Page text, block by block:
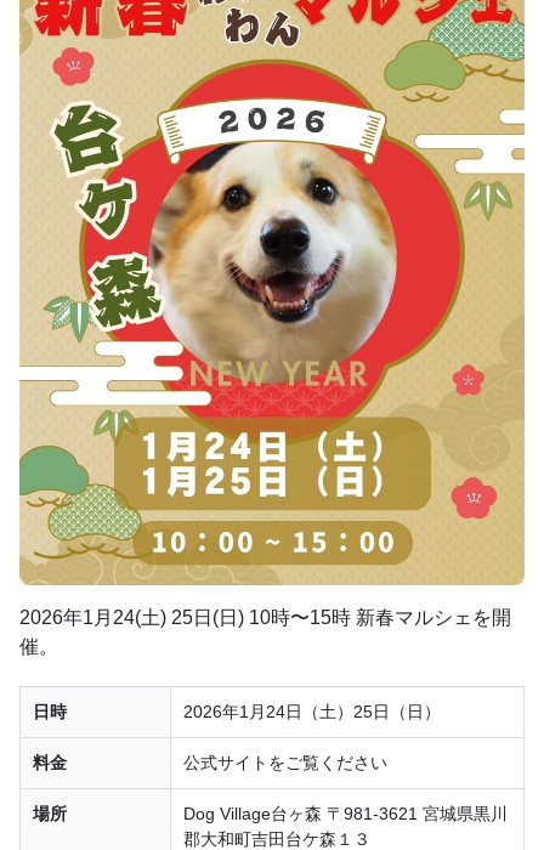
2026年1月24(土) 25日(日) 10時〜15時 新春マルシェを開
催。
日時 2026年1月24日（土）25日（日）
料金 公式サイトをご覧ください
場所
Dog Village台ヶ森 〒981-3621 宮城県黒川
郡大和町吉田台ケ森１３